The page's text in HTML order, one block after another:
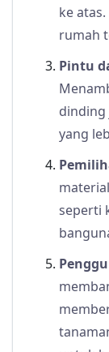
ke
rumah
Pintu
dinding
yang
seperti